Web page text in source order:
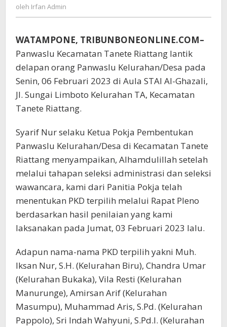
oleh Irfan Admin
WATAMPONE, TRIBUNBONEONLINE.COM–
Panwaslu Kecamatan Tanete Riattang lantik
delapan orang Panwaslu Kelurahan/Desa pada
Senin, 06 Februari 2023 di Aula STAI Al-Ghazali,
Jl. Sungai Limboto Kelurahan TA, Kecamatan
Tanete Riattang.
Syarif Nur selaku Ketua Pokja Pembentukan
Panwaslu Kelurahan/Desa di Kecamatan Tanete
Riattang menyampaikan, Alhamdulillah setelah
melalui tahapan seleksi administrasi dan seleksi
wawancara, kami dari Panitia Pokja telah
menentukan PKD terpilih melalui Rapat Pleno
berdasarkan hasil penilaian yang kami
laksanakan pada Jumat, 03 Februari 2023 lalu.
Adapun nama-nama PKD terpilih yakni Muh.
Iksan Nur, S.H. (Kelurahan Biru), Chandra Umar
(Kelurahan Bukaka), Vila Resti (Kelurahan
Manurunge), Amirsan Arif (Kelurahan
Masumpu), Muhammad Aris, S.Pd. (Kelurahan
Pappolo), Sri Indah Wahyuni, S.Pd.I. (Kelurahan